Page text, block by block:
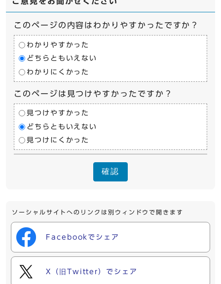
このページの内容はわかりやすかったですか？
わかりやすかった
どちらともいえない
わかりにくかった
このページは見つけやすかったですか？
見つけやすかった
どちらともいえない
見つけにくかった
確認
ソーシャルサイトへのリンクは別ウィンドウで開きます
Facebookでシェア
X（旧Twitter）でシェア